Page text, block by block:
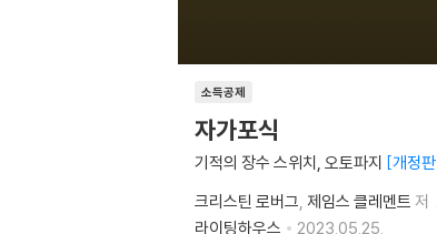
소득공제
자가포식
기적의 장수 스위치, 오토파지 개정판
크리스틴 로버그 제임스 클레멘트 저
라이팅하우스
2023.05.25.